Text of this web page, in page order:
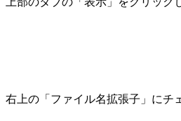
右上の「ファイル名拡張子」にチ